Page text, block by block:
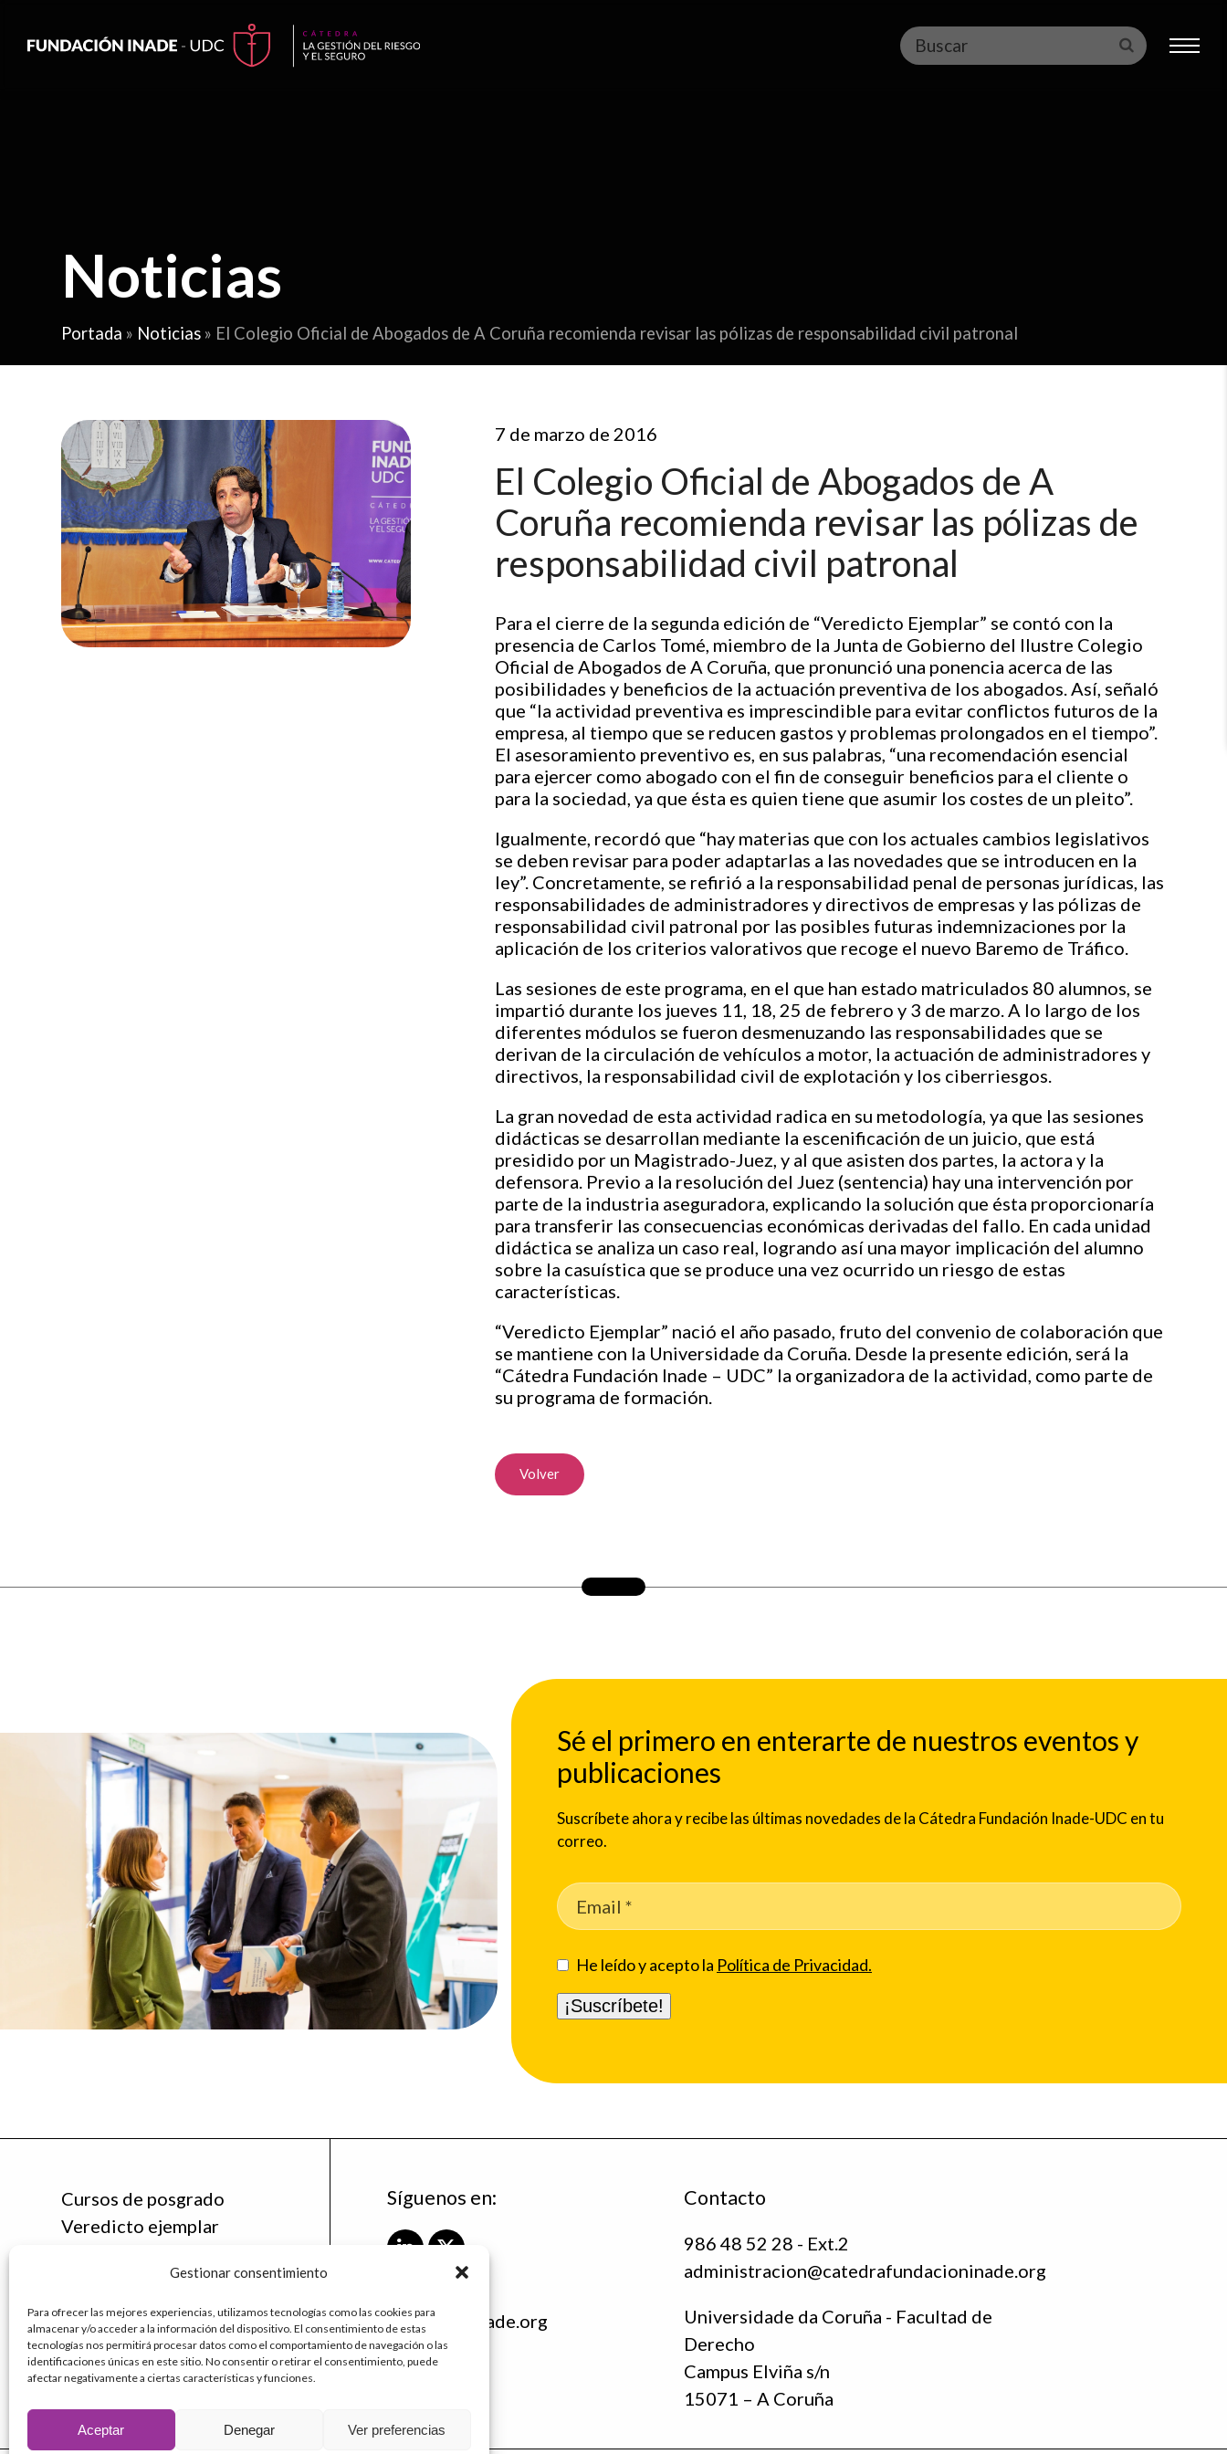
Gestionar consentimiento
Para ofrecer las mejores experiencias, utilizamos tecnologías como las cookies para
almacenar y/o acceder a la información del dispositivo. El consentimiento de estas
tecnologías nos permitirá procesar datos como el comportamiento de navegación o las
identificaciones únicas en este sitio. No consentir o retirar el consentimiento, puede
afectar negativamente a ciertas características y funciones.
Aceptar Denegar Ver preferencias
Buscar Enviar
Noticias
Portada » Noticias » El Colegio Oficial de Abogados de A Coruña recomienda revisar las pólizas de responsabilidad civil patronal
7 de marzo de 2016
El Colegio Oficial de Abogados de A
Coruña recomienda revisar las pólizas de
responsabilidad civil patronal
Para el cierre de la segunda edición de “Veredicto Ejemplar” se contó con la
presencia de Carlos Tomé, miembro de la Junta de Gobierno del Ilustre Colegio
Oficial de Abogados de A Coruña, que pronunció una ponencia acerca de las
posibilidades y beneficios de la actuación preventiva de los abogados. Así, señaló
que “la actividad preventiva es imprescindible para evitar conflictos futuros de la
empresa, al tiempo que se reducen gastos y problemas prolongados en el tiempo”.
El asesoramiento preventivo es, en sus palabras, “una recomendación esencial
para ejercer como abogado con el fin de conseguir beneficios para el cliente o
para la sociedad, ya que ésta es quien tiene que asumir los costes de un pleito”.
Igualmente, recordó que “hay materias que con los actuales cambios legislativos
se deben revisar para poder adaptarlas a las novedades que se introducen en la
ley”. Concretamente, se refirió a la responsabilidad penal de personas jurídicas, las
responsabilidades de administradores y directivos de empresas y las pólizas de
responsabilidad civil patronal por las posibles futuras indemnizaciones por la
aplicación de los criterios valorativos que recoge el nuevo Baremo de Tráfico.
Las sesiones de este programa, en el que han estado matriculados 80 alumnos, se
impartió durante los jueves 11, 18, 25 de febrero y 3 de marzo. A lo largo de los
diferentes módulos se fueron desmenuzando las responsabilidades que se
derivan de la circulación de vehículos a motor, la actuación de administradores y
directivos, la responsabilidad civil de explotación y los ciberriesgos.
La gran novedad de esta actividad radica en su metodología, ya que las sesiones
didácticas se desarrollan mediante la escenificación de un juicio, que está
presidido por un Magistrado-Juez, y al que asisten dos partes, la actora y la
defensora. Previo a la resolución del Juez (sentencia) hay una intervención por
parte de la industria aseguradora, explicando la solución que ésta proporcionaría
para transferir las consecuencias económicas derivadas del fallo. En cada unidad
didáctica se analiza un caso real, logrando así una mayor implicación del alumno
sobre la casuística que se produce una vez ocurrido un riesgo de estas
características.
“Veredicto Ejemplar” nació el año pasado, fruto del convenio de colaboración que
se mantiene con la Universidade da Coruña. Desde la presente edición, será la
“Cátedra Fundación Inade – UDC” la organizadora de la actividad, como parte de
su programa de formación.
Volver
Sé el primero en enterarte de nuestros eventos y
publicaciones
Suscríbete ahora y recibe las últimas novedades de la Cátedra Fundación Inade-UDC en tu
correo.
He leído y acepto la Política de Privacidad.
Cursos de posgrado
Veredicto ejemplar
Contáctanos
Síguenos en:
k
e
d
I
T
t
fundacioninade.org
udc.es
Contacto
986 48 52 28 - Ext.2
administracion@catedrafundacioninade.org
Universidade da Coruña - Facultad de
Derecho
Campus Elviña s/n
15071 – A Coruña